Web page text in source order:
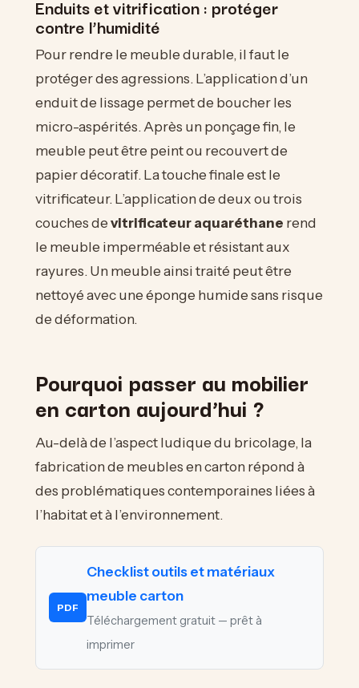
Enduits et vitrification : protéger
contre l’humidité
Pour rendre le meuble durable, il faut le
protéger des agressions. L’application d’un
enduit de lissage permet de boucher les
micro-aspérités. Après un ponçage fin, le
meuble peut être peint ou recouvert de
papier décoratif. La touche finale est le
vitrificateur. L’application de deux ou trois
couches devitrificateur aquaréthane rend
le meuble imperméable et résistant aux
rayures. Un meuble ainsi traité peut être
nettoyé avec une éponge humide sans risque
de déformation.
Pourquoi passer au mobilier
en carton aujourd’hui ?
Au-delà de l’aspect ludique du bricolage, la
fabrication de meubles en carton répond à
des problématiques contemporaines liées à
l’habitat et à l’environnement.
PDF
Checklist outils et matériaux
meuble carton
Téléchargement gratuit — prêt à
imprimer